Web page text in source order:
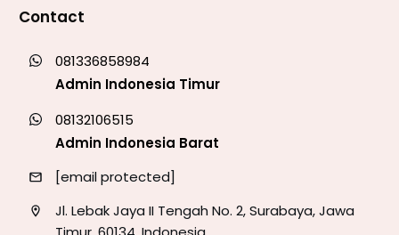
Contact
081336858984
Admin Indonesia Timur
08132106515
Admin Indonesia Barat
[email protected]
Jl. Lebak Jaya II Tengah No. 2, Surabaya, Jawa